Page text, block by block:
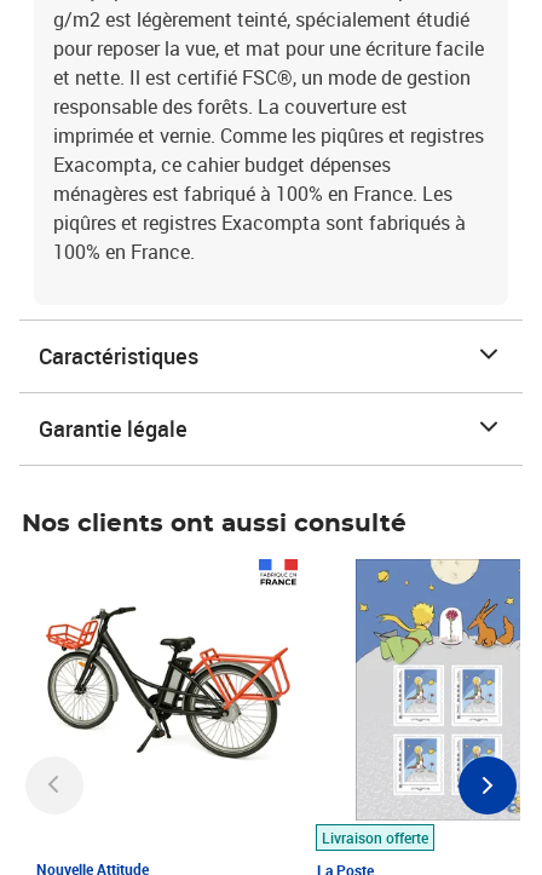
g/m2 est légèrement teinté, spécialement étudié
pour reposer la vue, et mat pour une écriture facile
et nette. Il est certifié FSC®, un mode de gestion
responsable des forêts. La couverture est
imprimée et vernie. Comme les piqûres et registres
Exacompta, ce cahier budget dépenses
ménagères est fabriqué à 100% en France. Les
piqûres et registres Exacompta sont fabriqués à
100% en France.
Caractéristiques
Garantie légale
Nos clients ont aussi consulté
Nouvelle Attitude
Livraison offerte
La Poste
Prix 7,50€